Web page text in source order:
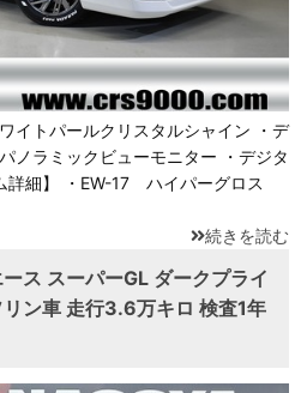
イトパールクリスタルシャイン ・デ
ノラミックビューモニター ・デジタ
詳細】 ・EW-17 ハイパーグロス
続きを読む
ス スーパーGL ダークプライ
ン車 走行3.6万キロ 検査1年